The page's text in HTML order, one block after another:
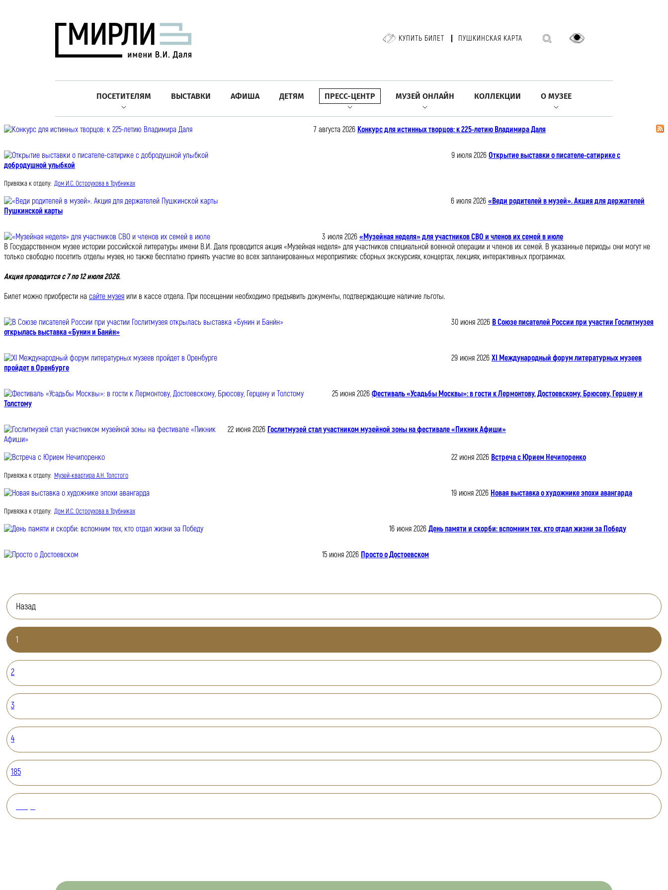
КУПИТЬ БИЛЕТ ПУШКИНСКАЯ КАРТА
ПОСЕТИТЕЛЯМ ВЫСТАВКИ АФИША ДЕТЯМ ПРЕСС-ЦЕНТР МУЗЕЙ ОНЛАЙН КОЛЛЕКЦИИ О МУЗЕЕ
7 августа 2026 Конкурс для истинных творцов: к 225-летию Владимира Даля
9 июля 2026 Открытие выставки о писателе-сатирике с
добродушной улыбкой
Привязка к отделу: Дом И.С. Остроухова в Трубниках
6 июля 2026 «Веди родителей в музей». Акция для держателей
Пушкинской карты
3 июля 2026 «Музейная неделя» для участников СВО и членов их семей в июле
В Государственном музее истории российской литературы имени В.И. Даля проводится акция «Музейная неделя» для участников специальной военной операции и членов их семей. В указанные периоды они могут не
только свободно посетить отделы музея, но также бесплатно принять участие во всех запланированных мероприятиях: сборных экскурсиях, концертах, лекциях, интерактивных программах.
Акция проводится с 7 по 12 июля 2026.
Билет можно приобрести на сайте музея или в кассе отдела. При посещении необходимо предъявить документы, подтверждающие наличие льготы.
30 июня 2026 В Союзе писателей России при участии Гослитмузея
открылась выставка «Бунин и Бани́н»
29 июня 2026 XI Международный форум литературных музеев
пройдет в Оренбурге
25 июня 2026 Фестиваль «Усадьбы Москвы»: в гости к Лермонтову, Достоевскому, Брюсову, Герцену и
Толстому
22 июня 2026 Гослитмузей стал участником музейной зоны на фестивале «Пикник Афиши»
22 июня 2026 Встреча с Юрием Нечипоренко
Привязка к отделу: Музей-квартира А.Н. Толстого
19 июня 2026 Новая выставка о художнике эпохи авангарда
Привязка к отделу: Дом И.С. Остроухова в Трубниках
16 июня 2026 День памяти и скорби: вспомним тех, кто отдал жизни за Победу
15 июня 2026 Просто о Достоевском
Назад
1
2
3
4
185